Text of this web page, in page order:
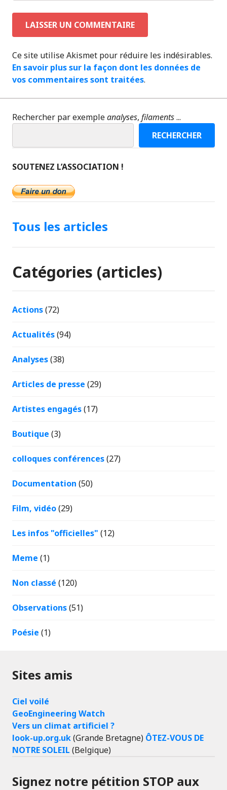
Ce site utilise Akismet pour réduire les indésirables.
En savoir plus sur la façon dont les données de
vos commentaires sont traitées.
Rechercher par exempleanalyses, filaments...
RECHERCHER
SOUTENEZ L’ASSOCIATION !
Tous les articles
Catégories (articles)
Actions(72)
Actualités(94)
Analyses(38)
Articles de presse (29)
Artistes engagés(17)
Boutique (3)
colloques conférences(27)
Documentation (50)
Film, vidéo(29)
Les infos "officielles" (12)
Meme (1)
Non classé (120)
Observations(51)
Poésie (1)
Sites amis
Ciel voilé
GeoEngineering Watch
Vers un climat artificiel ?
look-up.org.uk(Grande Bretagne) ÔTEZ-VOUS DE
NOTRE SOLEIL (Belgique)
Signez notre pétition STOP aux